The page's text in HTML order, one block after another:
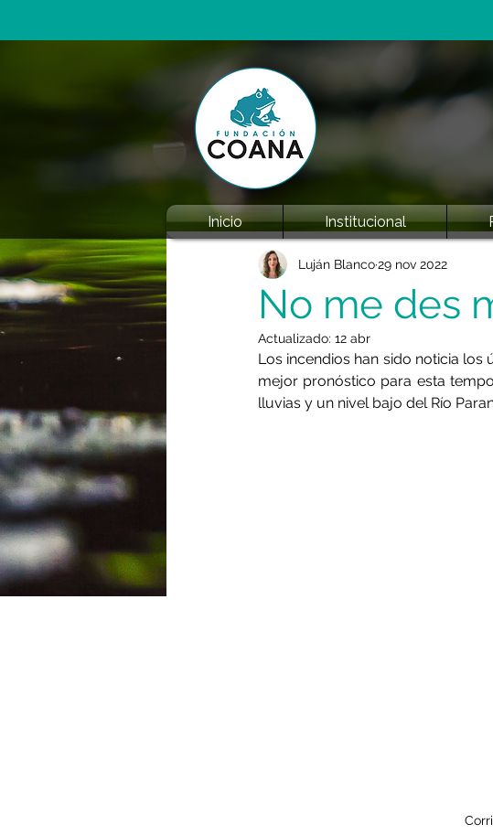
Inicio Institucional
No me des
Luján Blanco29 nov 2022
Actualizado: 12 abr
Los incendios han sido noticia
mejor pronóstico para esta
lluvias y un nivel bajo del Río